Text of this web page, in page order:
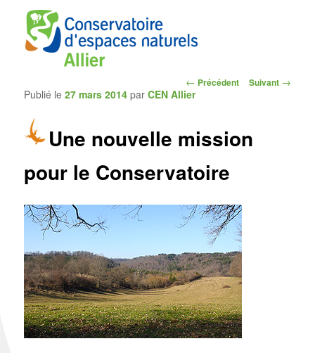
CEN Allier
Navigation
des
← Précédent Suivant →
Une nouvelle mission
pour le Conservatoire
Publié le27 mars 2014 parCEN Allier